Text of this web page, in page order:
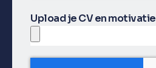
Upload je CV en motivatie